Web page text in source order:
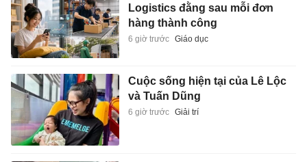
Logistics đằng sau mỗi đơn
hàng thành công
6 giờ trước Giáo dục
Cuộc sống hiện tại của Lê Lộc
và Tuấn Dũng
6 giờ trước Giải trí